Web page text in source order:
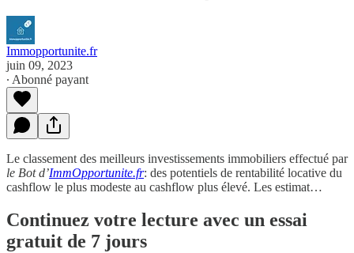
Immopportunite.fr
juin 09, 2023
∙ Abonné payant
Le classement des meilleurs investissements immobiliers effectué par
le Bot d’ImmOpportunite.fr: des potentiels de rentabilité locative du
cashflow le plus modeste au cashflow plus élevé. Les estimat…
Continuez votre lecture avec un essai
gratuit de 7 jours